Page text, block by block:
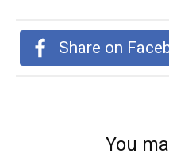
Share on
You